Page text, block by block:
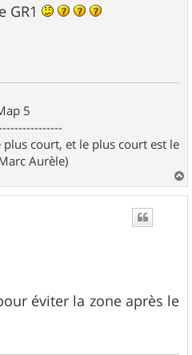
GR1
5
court, et le plus court est le
Aurèle)
a
éviter la zone après le